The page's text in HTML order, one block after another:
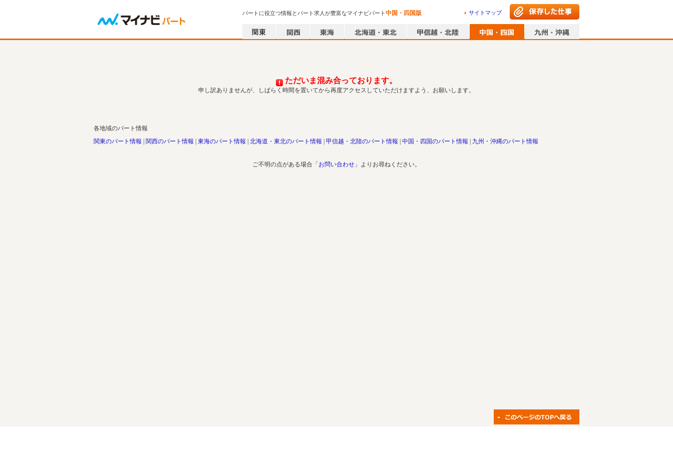
パートに役立つ情報とパート求人が豊富なマイナビパート中国・四国版 サイトマップ
ただいま混み合っております。
申し訳ありませんが、しばらく時間を置いてから再度アクセスしていただけますよう、お願いします。
各地域のパート情報
関東のパート情報
関西のパート情報 東海のパート情報 北海道・東北のパート情報 甲信越・北陸のパート情報 中国・四国のパート情報 九州・沖縄のパート情報
ご不明の点がある場合「 お問い合わせ 」よりお尋ねください。